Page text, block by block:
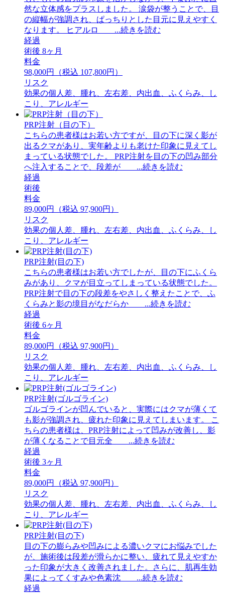
然な立体感をプラスしました。 ⁡涙袋が整うことで、目
の縦幅が強調され、ぱっちりとした目元に見えやすく
なります。 ⁡ヒアルロ ...続きを読む
経過
術後 8ヶ月
料金
98,000円（税込 107,800円）
リスク
効果の個人差、腫れ、左右差、内出血、ふくらみ、し
こり、アレルギー
PRP注射（目の下）
こちらの患者様はお若い方ですが、目の下に深く影が
出るクマがあり、実年齢よりも老けた印象に見えてし
まっている状態でした。 PRP注射を目の下の凹み部分
へ注入することで、段差が ...続きを読む
経過
術後
料金
89,000円（税込 97,900円）
リスク
効果の個人差、腫れ、左右差、内出血、ふくらみ、し
こり、アレルギー
PRP注射(目の下)
こちらの患者様はお若い方でしたが、目の下にふくら
みがあり、クマが目立ってしまっている状態でした。
PRP注射で目の下の段差をやさしく整えたことで、ふ
くらみと影の境目がなだらか ...続きを読む
経過
術後 6ヶ月
料金
89,000円（税込 97,900円）
リスク
効果の個人差、腫れ、左右差、内出血、ふくらみ、し
こり、アレルギー
PRP注射(ゴルゴライン)
ゴルゴラインが凹んでいると、実際にはクマが薄くて
も影が強調され、疲れた印象に見えてしまいます。 ⁡こ
ちらの患者様は、PRP注射によって凹みが改善し、影
が薄くなることで目元全 ...続きを読む
経過
術後 3ヶ月
料金
89,000円（税込 97,900円）
リスク
効果の個人差、腫れ、左右差、内出血、ふくらみ、し
こり、アレルギー
PRP注射(目の下)
目の下の膨らみや凹みによる濃いクマにお悩みでした
が、施術後は段差が滑らかに整い、疲れて見えやすか
った印象が大きく改善されました。さらに、肌再生効
果によってくすみや色素沈 ...続きを読む
経過